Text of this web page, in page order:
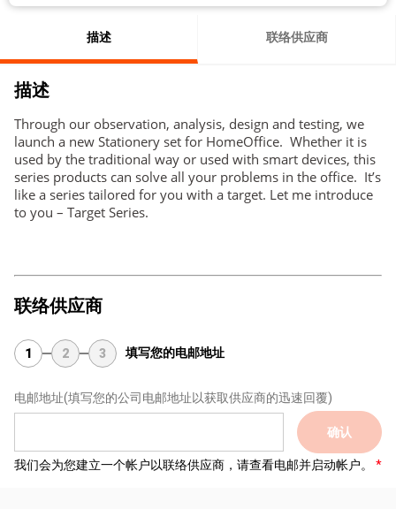
描述 联络供应商
描述
Through our observation, analysis, design and testing, we
launch a new Stationery set for HomeOffice. Whether it is
used by the traditional way or used with smart devices, this
series products can solve all your problems in the office. It’s
like a series tailored for you with a target. Let me introduce
to you – Target Series.
联络供应商
1 2 3 填写您的电邮地址
电邮地址(填写您的公司电邮地址以获取供应商的迅速回覆)
确认
我们会为您建立一个帐户以联络供应商，请查看电邮并启动帐户。